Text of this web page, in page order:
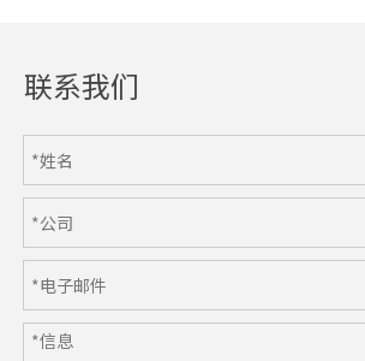
联系我们